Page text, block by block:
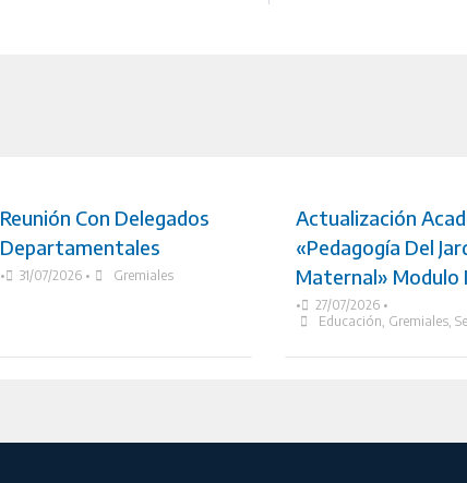
Reunión Con Delegados
Departamentales
• 31/07/2026 • Gremiales
Actualización
«Pedagogía Del
Maternal» Modulo
• 27/07/2026 •
Educación, Gremiales,